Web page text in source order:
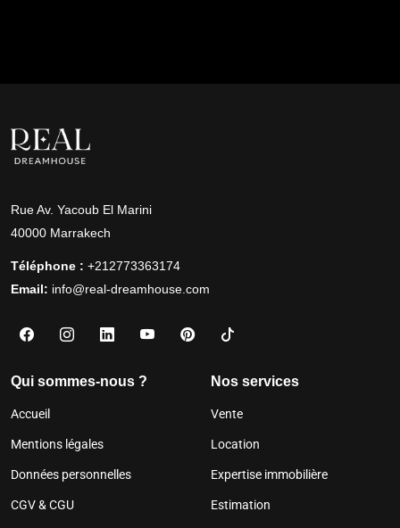
Rue Av. Yacoub El Marini
40000 Marrakech
Téléphone : +212773363174
Email: info@real-dreamhouse.com
Qui sommes-nous ?
Accueil
Mentions légales
Données personnelles
CGV & CGU
Nos services
Vente
Location
Expertise immobilière
Estimation